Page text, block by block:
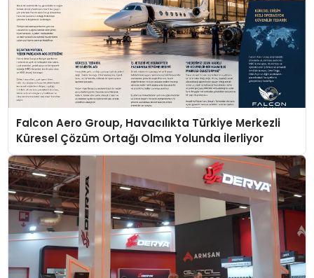
Falcon Aero Group, Havacılıkta Türkiye Merkezli
Küresel Çözüm Ortağı Olma Yolunda İlerliyor